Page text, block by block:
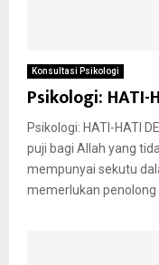
Konsultasi Psikologi
Psikologi: HATI-
Psikologi: HATI-HATI
puji bagi Allah yang
mempunyai sekutu
memerlukan penolong